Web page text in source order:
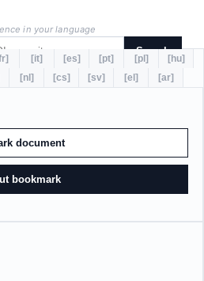
in your language
Search
[it] [es] [pt] [pl]
[hu]
[nl] [cs] [sv] [el] [ar]
document
bookmark